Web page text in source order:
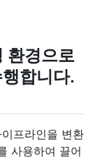
환경으로
합니다.
프라인을 변환
사용하여 끌어